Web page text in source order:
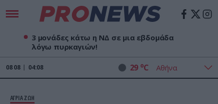
3 μονάδες κάτω η ΝΔ σε μια εβδομάδα
λόγω πυρκαγιών!
08 08 04:08 29 oC
ΑΓΡΙΑ ΖΩΗ